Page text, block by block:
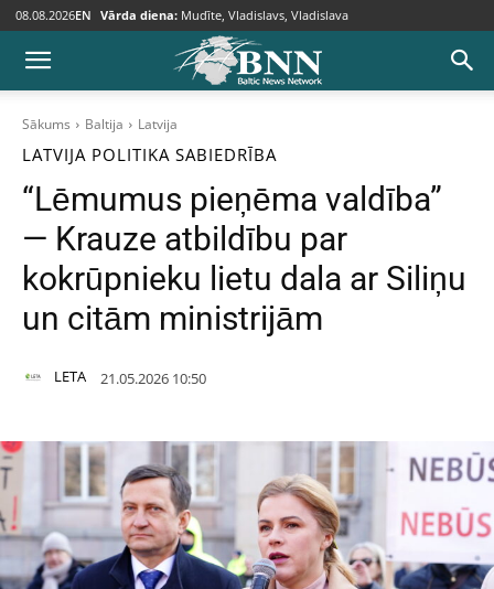
08.08.2026EN Vārda diena: Mudīte, Vladislavs, Vladislava
Sākums Baltija Latvija
LATVIJA POLITIKA SABIEDRĪBA
“Lēmumus pieņēma valdība”
— Krauze atbildību par
kokrūpnieku lietu dala ar Siliņu
un citām ministrijām
LETA 21.05.2026 10:50